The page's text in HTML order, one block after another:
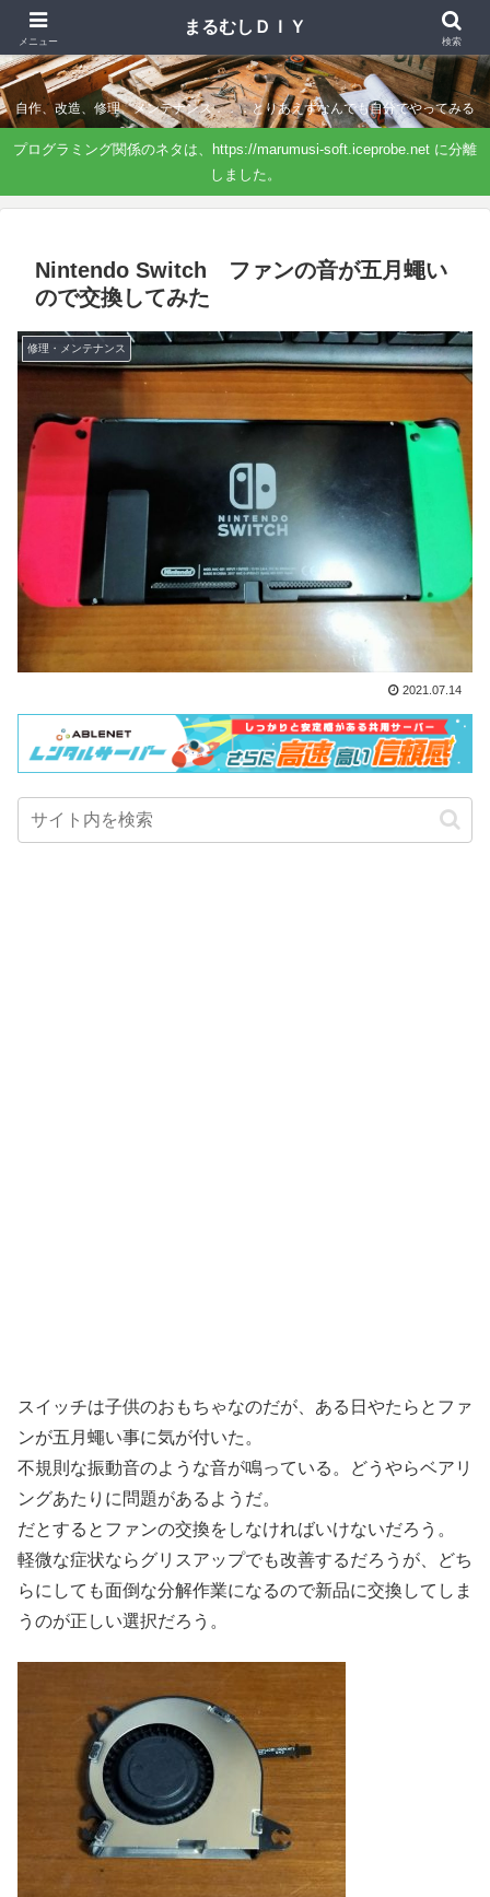
まるむしＤＩＹ
自作、改造、修理、メンテナンス．．．とりあえずなんでも自分でやってみる
プログラミング関係のネタは、https://marumusi-soft.iceprobe.net に分離
しました。
Nintendo Switch ファンの音が五月蠅い
ので交換してみた
修理・メンテナンス
2021.07.14
スイッチは子供のおもちゃなのだが、ある日やたらとファ
ンが五月蠅い事に気が付いた。
不規則な振動音のような音が鳴っている。どうやらベアリ
ングあたりに問題があるようだ。
だとするとファンの交換をしなければいけないだろう。
軽微な症状ならグリスアップでも改善するだろうが、どち
らにしても面倒な分解作業になるので新品に交換してしま
うのが正しい選択だろう。
メニュー
まるむしＤＩＹ
検索